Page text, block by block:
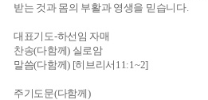
받는 것과 몸의 부활과 영생을 믿습니다.
대표기도-하선임 자매
찬송(다함께) 실로암
말씀(다함께) [히브리서11:1~2]
주기도문(다함께)